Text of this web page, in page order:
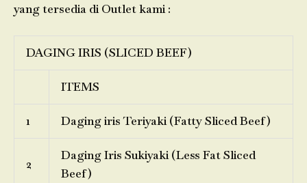
yang tersedia di Outlet kami :
DAGING IRIS (SLICED BEEF)
ITEMS
1 Daging iris Teriyaki (Fatty Sliced Beef)
2
Daging Iris Sukiyaki (Less Fat Sliced
Beef)